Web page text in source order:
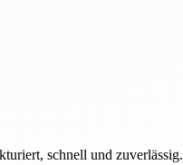
schnell und zuverlässig.